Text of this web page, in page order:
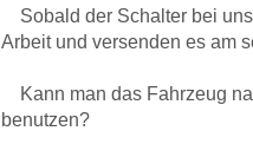
Sobald der Schalter bei
Arbeit und versenden es am
Kann man das Fahrzeug
benutzen?